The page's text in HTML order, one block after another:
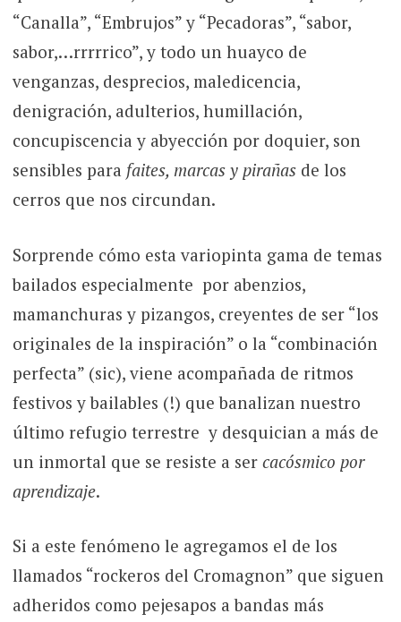
“Canalla”, “Embrujos” y “Pecadoras”, “sabor,
sabor,…rrrrrico”, y todo un huayco de
venganzas, desprecios, maledicencia,
denigración, adulterios, humillación,
concupiscencia y abyección por doquier, son
sensibles para faites, marcas y pirañasde los
cerros que nos circundan.
Sorprende cómo esta variopinta gama de temas
bailados especialmente por abenzios,
mamanchuras y pizangos, creyentes de ser “los
originales de la inspiración” o la “combinación
perfecta” (sic), viene acompañada de ritmos
festivos y bailables (!) que banalizan nuestro
último refugio terrestre y desquician a más de
un inmortal que se resiste a ser cacósmico por
aprendizaje.
Si a este fenómeno le agregamos el de los
llamados “rockeros del Cromagnon” que siguen
adheridos como pejesapos a bandas más